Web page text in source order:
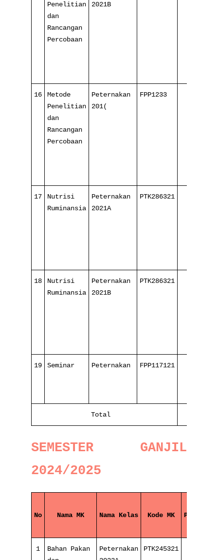
Penelitian
dan
Rancangan
Percobaan
2021B
16
Metode
Penelitian
dan
Rancangan
Percobaan
Peternakan
201(
FPP1233
17
Nutrisi
Ruminansia
Peternakan
2021A
PTK286321
18
Nutrisi
Ruminansia
Peternakan
2021B
PTK286321
19 Seminar Peternakan FPP117121
Total
SEMESTER GANJIL
2024/2025
No Nama MK Nama Kelas Kode MK
1
Bahan Pakan
Peternakan
PTK245321